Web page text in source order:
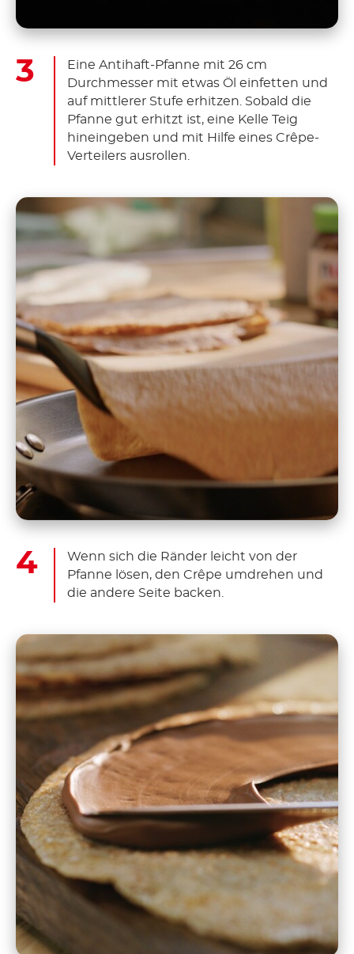
Eine Antihaft-Pfanne mit 26 cm
Durchmesser mit etwas Öl einfetten und
auf mittlerer Stufe erhitzen. Sobald die
Pfanne gut erhitzt ist, eine Kelle Teig
hineingeben und mit Hilfe eines Crêpe-
Verteilers ausrollen.
Wenn sich die Ränder leicht von der
Pfanne lösen, den Crêpe umdrehen und
die andere Seite backen.